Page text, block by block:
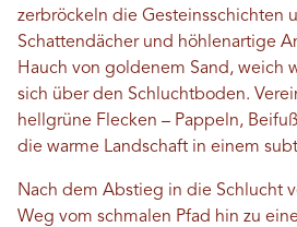
zerbröckeln die Gesteinsschichten
Schattendächer und höhlenartige
Hauch von goldenem Sand, weich
sich über den Schluchtboden.
hellgrüne Flecken – Pappeln,
die warme Landschaft in einem
Nach dem Abstieg in die Schlucht
Weg vom schmalen Pfad hin zu